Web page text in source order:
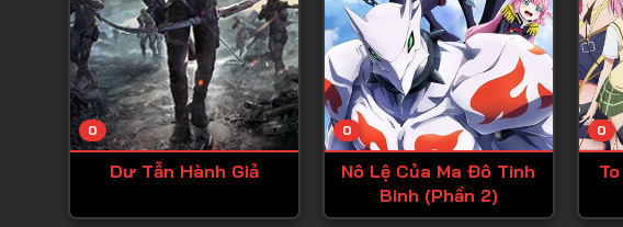
Tập 23
Tập 24
Tập 25
Tập 26
Tập 28
0
Dư Tẫn Hành Giả
0
Nô Lệ Của Ma Đô Tinh
Binh (Phần 2)
0